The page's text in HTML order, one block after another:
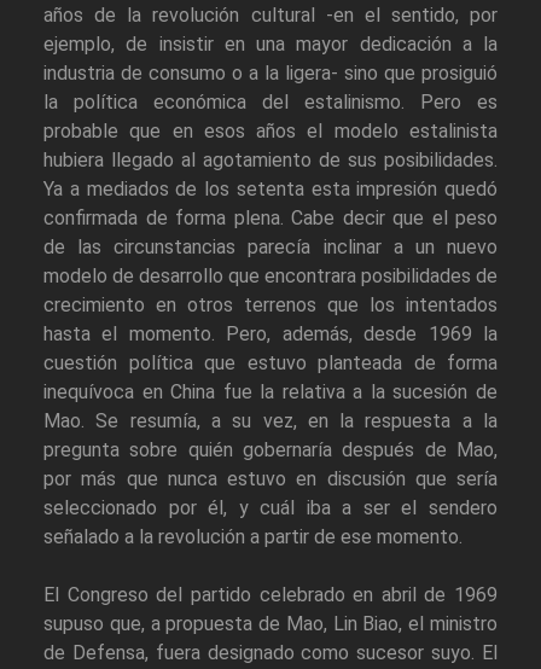
años de la revolución cultural -en el sentido, por
ejemplo, de insistir en una mayor dedicación a la
industria de consumo o a la ligera- sino que prosiguió
la política económica del estalinismo. Pero es
probable que en esos años el modelo estalinista
hubiera llegado al agotamiento de sus posibilidades.
Ya a mediados de los setenta esta impresión quedó
confirmada de forma plena. Cabe decir que el peso
de las circunstancias parecía inclinar a un nuevo
modelo de desarrollo que encontrara posibilidades de
crecimiento en otros terrenos que los intentados
hasta el momento. Pero, además, desde 1969 la
cuestión política que estuvo planteada de forma
inequívoca en China fue la relativa a la sucesión de
Mao. Se resumía, a su vez, en la respuesta a la
pregunta sobre quién gobernaría después de Mao,
por más que nunca estuvo en discusión que sería
seleccionado por él, y cuál iba a ser el sendero
señalado a la revolución a partir de ese momento.
El Congreso del partido celebrado en abril de 1969
supuso que, a propuesta de Mao, Lin Biao, el ministro
de Defensa, fuera designado como sucesor suyo. El